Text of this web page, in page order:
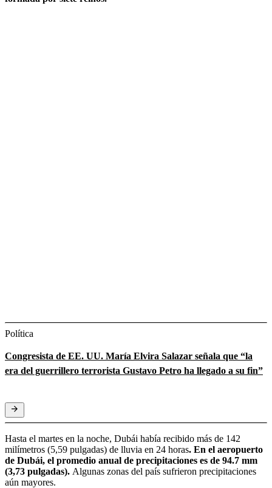
Política
Congresista de EE. UU. María Elvira Salazar señala que “la
era del guerrillero terrorista Gustavo Petro ha llegado a su fin”
Hasta el martes en la noche, Dubái había recibido más de 142
milímetros (5,59 pulgadas) de lluvia en 24 horas. En el aeropuerto
de Dubái, el promedio anual de precipitaciones es de 94.7 mm
(3,73 pulgadas). Algunas zonas del país sufrieron precipitaciones
aún mayores.